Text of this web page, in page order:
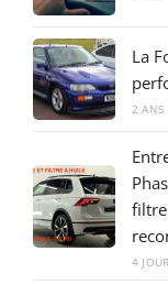
La
2 ANS
4